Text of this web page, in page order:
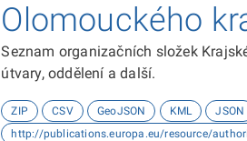
Olomouckého
Seznam organizačních složek
útvary, oddělení a další.
ZIP CSV GeoJSON KML JSON
http://publications.europa.eu/resource/